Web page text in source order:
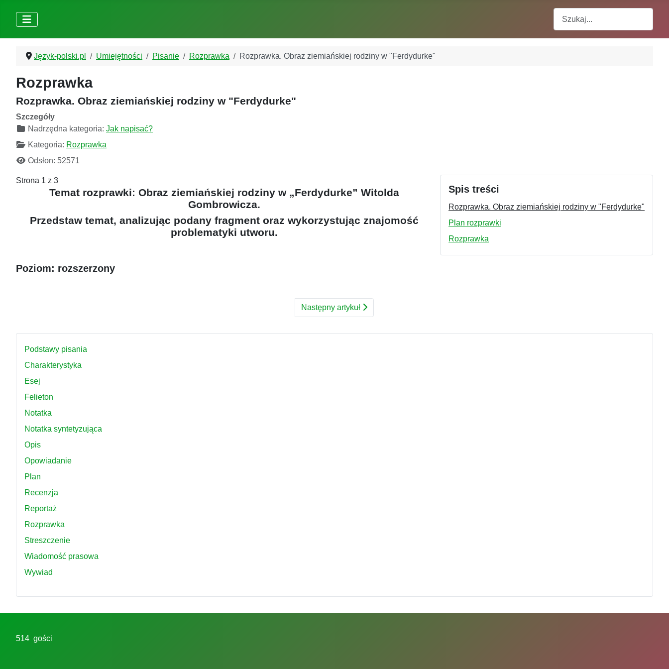
Język-polski.pl Umiejętności Pisanie Rozprawka Rozprawka. Obraz ziemiańskiej rodziny w "Ferdydurke"
Rozprawka
Rozprawka. Obraz ziemiańskiej rodziny w "Ferdydurke"
Szczegóły
Nadrzędna kategoria: Jak napisać?
Kategoria: Rozprawka
Odsłon: 52571
Spis treści
Rozprawka. Obraz ziemiańskiej rodziny w "Ferdydurke"
Plan rozprawki
Rozprawka
Strona 1 z 3
Temat rozprawki: Obraz ziemiańskiej rodziny w „Ferdydurke” Witolda
Gombrowicza.
Przedstaw temat, analizując podany fragment oraz wykorzystując znajomość
problematyki utworu.
Poziom: rozszerzony
Następny artykuł
Podstawy pisania
Charakterystyka
Esej
Felieton
Notatka
Notatka syntetyzująca
Opis
Opowiadanie
Plan
Recenzja
Reportaż
Rozprawka
Streszczenie
Wiadomość prasowa
Wywiad
514 gości